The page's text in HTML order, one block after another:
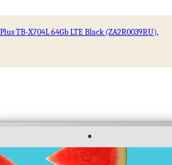
TB-X704L 64Gb LTE Black (ZA2R0039RU),